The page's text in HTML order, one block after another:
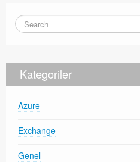
Exchange
Kategoriler
Azure
Exchange
Genel